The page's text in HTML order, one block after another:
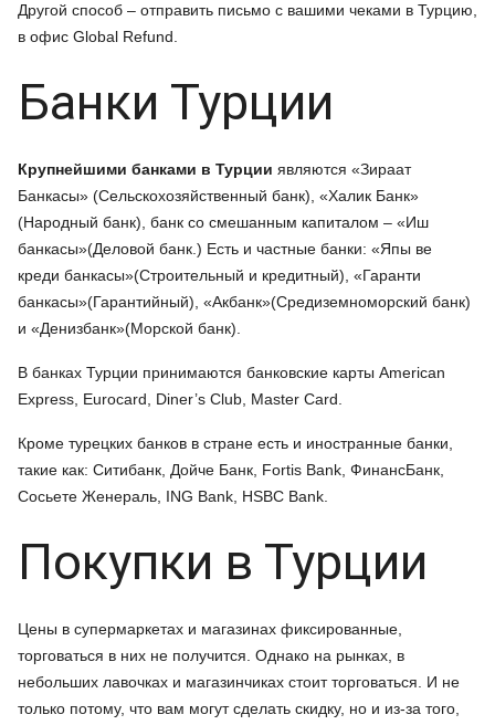
Другой способ – отправить письмо с вашими чеками в Турцию,
в офис Global Refund.
Банки Турции
Крупнейшими банками в Турции являются «Зираат
Банкасы» (Сельскохозяйственный банк), «Халик Банк»
(Народный банк), банк со смешанным капиталом – «Иш
банкасы»(Деловой банк.) Есть и частные банки: «Япы ве
креди банкасы»(Строительный и кредитный), «Гаранти
банкасы»(Гарантийный), «Акбанк»(Средиземноморский банк)
и «Денизбанк»(Морской банк).
В банках Турции принимаются банковские карты American
Express, Eurocard, Diner’s Club, Master Card.
Кроме турецких банков в стране есть и иностранные банки,
такие как: Ситибанк, Дойче Банк, Fortis Bank, ФинансБанк,
Сосьете Женераль, ING Bank, HSBC Bank.
Покупки в Турции
Цены в супермаркетах и магазинах фиксированные,
торговаться в них не получится. Однако на рынках, в
небольших лавочках и магазинчиках стоит торговаться. И не
только потому, что вам могут сделать скидку, но и из-за того,